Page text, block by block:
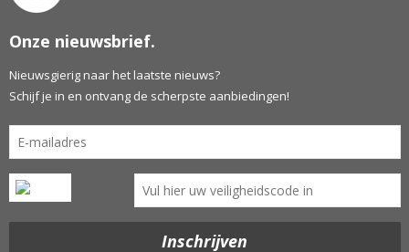
Onze nieuwsbrief.
Nieuwsgierig naar het laatste nieuws?
Schijf je in en ontvang de scherpste aanbiedingen!